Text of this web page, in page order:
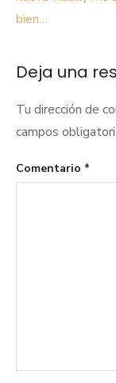
entradas
bien…
Deja una
Tu dirección de
campos
Comentario *